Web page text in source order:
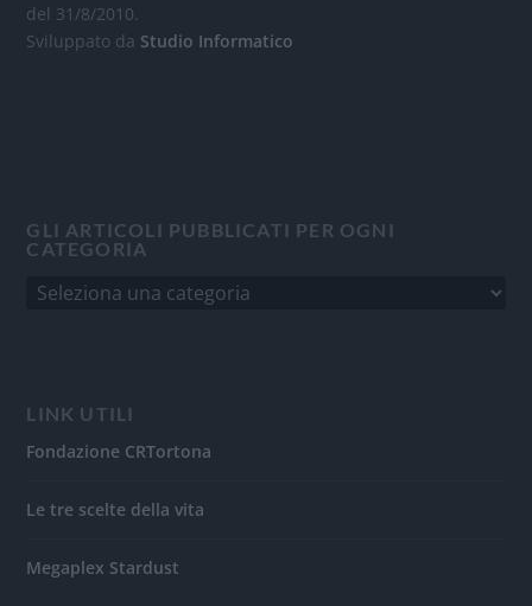
del 31/8/2010.
Sviluppato da Studio Informatico
GLI ARTICOLI PUBBLICATI PER OGNI
CATEGORIA
LINK UTILI
Fondazione CRTortona
Le tre scelte della vita
Megaplex Stardust